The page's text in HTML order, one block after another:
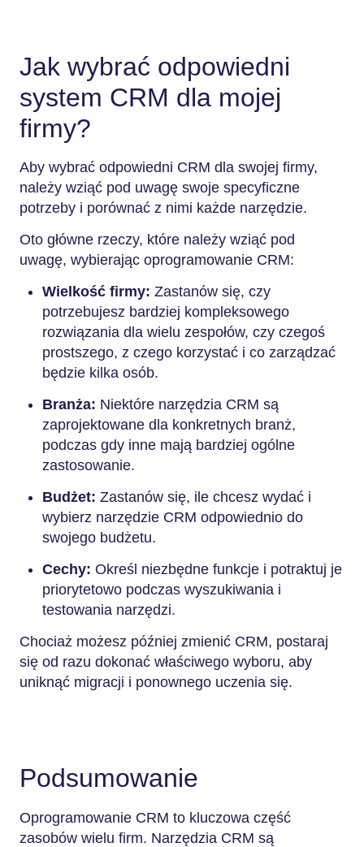
Jak wybrać odpowiedni
system CRM dla mojej
firmy?
Aby wybrać odpowiedni CRM dla swojej firmy,
należy wziąć pod uwagę swoje specyficzne
potrzeby i porównać z nimi każde narzędzie.
Oto główne rzeczy, które należy wziąć pod
uwagę, wybierając oprogramowanie CRM:
Wielkość firmy: Zastanów się, czy
potrzebujesz bardziej kompleksowego
rozwiązania dla wielu zespołów, czy czegoś
prostszego, z czego korzystać i co zarządzać
będzie kilka osób.
Branża: Niektóre narzędzia CRM są
zaprojektowane dla konkretnych branż,
podczas gdy inne mają bardziej ogólne
zastosowanie.
Budżet: Zastanów się, ile chcesz wydać i
wybierz narzędzie CRM odpowiednio do
swojego budżetu.
Cechy: Określ niezbędne funkcje i potraktuj je
priorytetowo podczas wyszukiwania i
testowania narzędzi.
Chociaż możesz później zmienić CRM, postaraj
się od razu dokonać właściwego wyboru, aby
uniknąć migracji i ponownego uczenia się.
Podsumowanie
Oprogramowanie CRM to kluczowa część
zasobów wielu firm. Narzędzia CRM są